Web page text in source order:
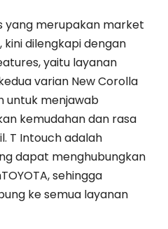
yang merupakan market
kini dilengkapi dengan
yaitu layanan
varian New Corolla
untuk menjawab
kemudahan dan rasa
T Intouch adalah
dapat menghubungkan
sehingga
ke semua layanan